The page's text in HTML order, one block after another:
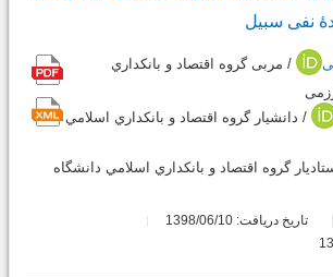
نفی سبیل
/ مربی گروه اقتصاد و بانكداري
/ دانشیار گروه اقتصاد و بانكداري اسلامي
گروه اقتصاد و بانكداري اسلامي دانشگاه
تاریخ دریافت: 1398/06/10